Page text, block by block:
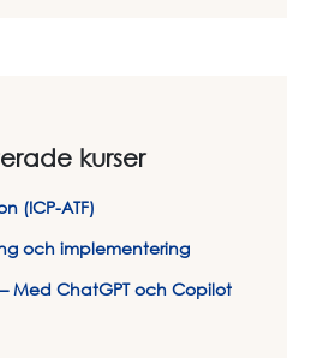
kurser
(ICP-ATF)
och implementering
Med ChatGPT och Copilot